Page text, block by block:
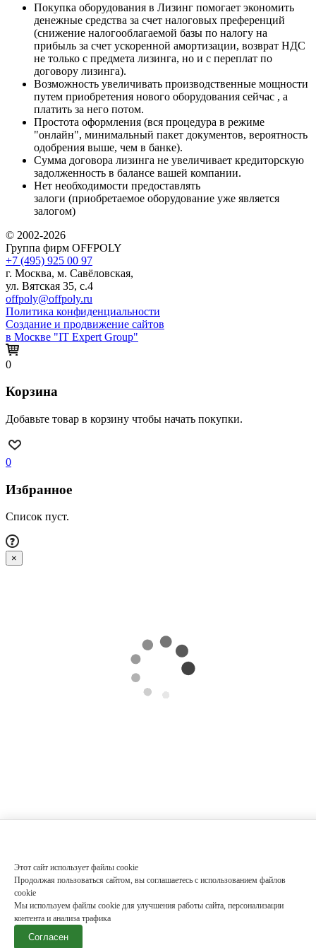
Покупка оборудования в Лизинг помогает экономить
денежные средства за счет налоговых преференций
(снижение налогооблагаемой базы по налогу на
прибыль за счет ускоренной амортизации, возврат НДС
не только с предмета лизинга, но и с переплат по
договору лизинга).
Возможность увеличивать производственные мощности
путем приобретения нового оборудования сейчас , а
платить за него потом.
Простота оформления (вся процедура в режиме
"онлайн", минимальный пакет документов, вероятность
одобрения выше, чем в банке).
Сумма договора лизинга не увеличивает кредиторскую
задолженность в балансе вашей компании.
Нет необходимости предоставлять
залоги (приобретаемое оборудование уже является
залогом)
© 2002-2026
Группа фирм OFFPOLY
+7 (495) 925 00 97
г. Москва, м. Савёловская,
ул. Вятская 35, с.4
offpoly@offpoly.ru
Политика конфиденциальности
Создание и продвижение сайтов
в Москве "IT Expert Group"
Этот сайт использует файлы cookie
Продолжая пользоваться сайтом, вы соглашаетесь с использованием файлов
cookie
Мы используем файлы cookie для улучшения работы сайта, персонализации
контента и анализа трафика
Согласен
0
Корзина
Добавьте товар в корзину чтобы начать покупки.
0
Избранное
Список пуст.
×